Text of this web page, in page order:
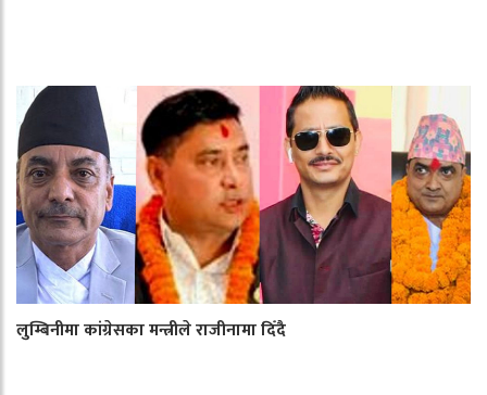
लुम्बिनीमा कांग्रेसका मन्त्रीले राजीनामा दिँदै